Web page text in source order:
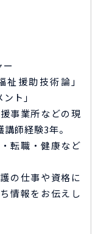
援助技術論」
ト」
事業所などの現
師経験3年。
転職・健康など
の仕事や資格に
情報をお伝えし